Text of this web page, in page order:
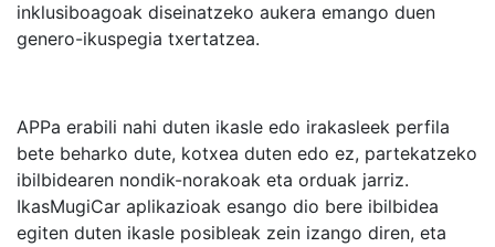
inklusiboagoak diseinatzeko aukera emango duen
genero-ikuspegia txertatzea.
APPa erabili nahi duten ikasle edo irakasleek perfila
bete beharko dute, kotxea duten edo ez, partekatzeko
ibilbidearen nondik-norakoak eta orduak jarriz.
IkasMugiCar aplikazioak esango dio bere ibilbidea
egiten duten ikasle posibleak zein izango diren, eta